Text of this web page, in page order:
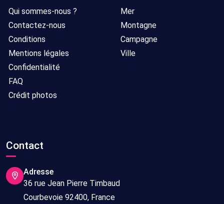
Qui sommes-nous ?
Contactez-nous
Conditions
Mentions légales
Confidentialité
FAQ
Crédit photos
Mer
Montagne
Campagne
Ville
Contact
Adresse
36 rue Jean Pierre Timbaud
Courbevoie 92400, France